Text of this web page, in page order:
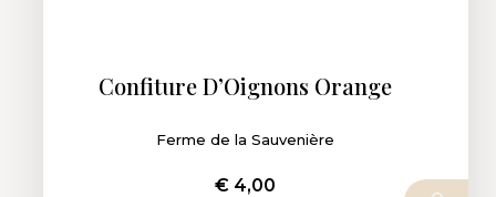
Confiture D’Oignons Orange
Ferme de la Sauvenière
€4,00